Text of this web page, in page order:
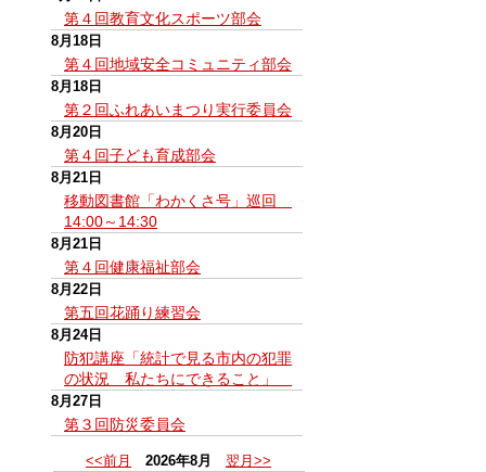
第４回教育文化スポーツ部会
8月18日
第４回地域安全コミュニティ部会
8月18日
第２回ふれあいまつり実行委員会
8月20日
第４回子ども育成部会
8月21日
移動図書館「わかくさ号」巡回
14:00～14:30
8月21日
第４回健康福祉部会
8月22日
第五回花踊り練習会
8月24日
防犯講座「統計で見る市内の犯罪
の状況 私たちにできること」
8月27日
第３回防災委員会
<<前月 2026年8月
翌月>>